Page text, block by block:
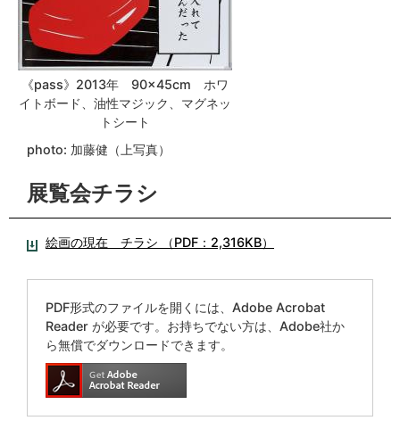
《pass》2013年 90×45cm ホワ
イトボード、油性マジック、マグネッ
トシート
photo: 加藤健（上写真）
展覧会チラシ
絵画の現在 チラシ （PDF：2,316KB）
PDF形式のファイルを開くには、Adobe Acrobat
Reader が必要です。お持ちでない方は、Adobe社か
ら無償でダウンロードできます。